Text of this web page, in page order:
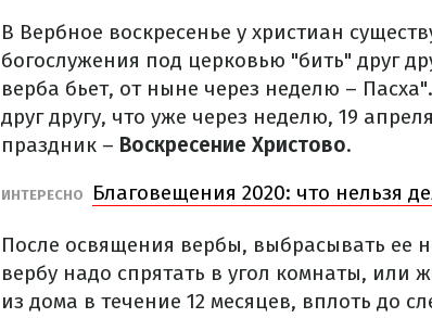
В Вербное воскресенье у христиан
богослужения под церковью "бить" друг
верба бьет, от ныне через неделю –
друг другу, что уже через неделю, 19
праздник – Воскресение Христово.
ИНТЕРЕСНО Благовещения 2020: что нельзя
После освящения вербы, выбрасывать ее
вербу надо спрятать в угол комнаты, или
из дома в течение 12 месяцев, вплоть до